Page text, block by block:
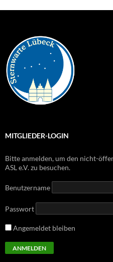
MITGLIEDER-LOGIN
Bitte anmelden, um den nicht-
ASL e.V. zu besuchen.
Benutzername
Passwort
Angemeldet bleiben